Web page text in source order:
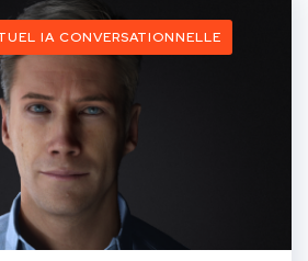
IA CONVERSATIONNELLE